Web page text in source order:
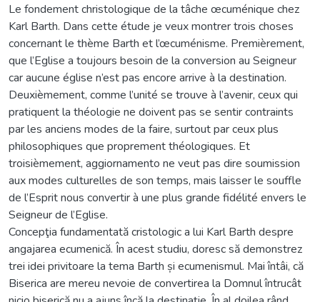
Le fondement christologique de la tâche œcuménique chez
Karl Barth. Dans cette étude je veux montrer trois choses
concernant le thème Barth et l’œcuménisme. Premièrement,
que l’Eglise a toujours besoin de la conversion au Seigneur
car aucune église n’est pas encore arrive à la destination.
Deuxièmement, comme l’unité se trouve à l’avenir, ceux qui
pratiquent la théologie ne doivent pas se sentir contraints
par les anciens modes de la faire, surtout par ceux plus
philosophiques que proprement théologiques. Et
troisièmement, aggiornamento ne veut pas dire soumission
aux modes culturelles de son temps, mais laisser le souffle
de l’Esprit nous convertir à une plus grande fidélité envers le
Seigneur de l’Eglise.
Concepţia fundamentată cristologic a lui Karl Barth despre
angajarea ecumenică. În acest studiu, doresc să demonstrez
trei idei privitoare la tema Barth și ecumenismul. Mai întâi, că
Biserica are mereu nevoie de convertirea la Domnul întrucât